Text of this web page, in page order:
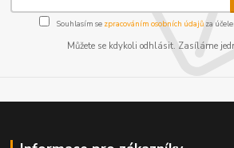
Souhlasím se zpracováním osobních údajůza
Můžete se kdykoli odhlásit. Zasíláme